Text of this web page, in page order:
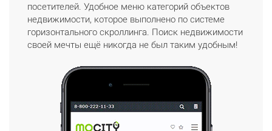
посетителей. Удобное меню категорий объектов
недвижимости, которое выполнено по системе
горизонтального скроллинга. Поиск недвижимости
своей мечты ещё никогда не был таким удобным!